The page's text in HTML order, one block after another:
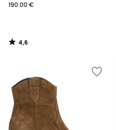
190.00 €
4,6
/